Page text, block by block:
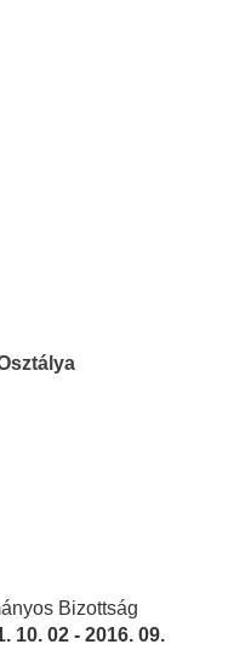
Bizottság
10. 02 - 2016. 09.